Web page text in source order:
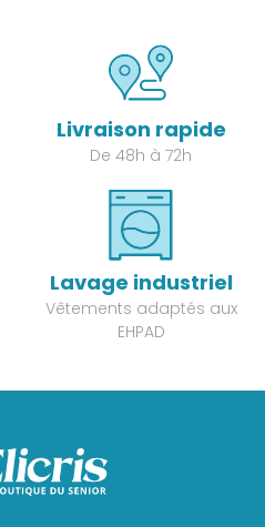
Livraison rapide
De 48h à 72h
Lavage industriel
Vêtements adaptés aux
EHPAD